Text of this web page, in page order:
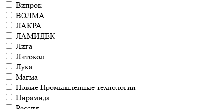
Випрок
ВОЛМА
ЛАКРА
ЛАМИДЕК
Лига
Литокол
Лука
Магма
Новые Промышленные технологии
Пирамида